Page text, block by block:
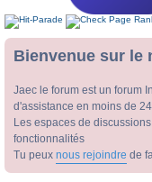
Bienvenue sur le
Jaec le forum est un forum
d'assistance en moins de
Les espaces de
fonctionnalités
Tu peux nous rejoindre de